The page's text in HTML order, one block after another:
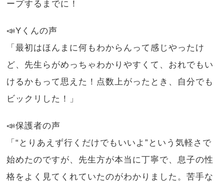
ープするまでに！
📣Yくんの声
「最初はほんまに何もわからんって感じやったけ
ど、先生らがめっちゃわかりやすくて、おれでもい
けるかもって思えた！点数上がったとき、自分でも
ビックリした！」
📣保護者の声
「“とりあえず行くだけでもいいよ”という気軽さで
始めたのですが、先生方が本当に丁寧で、息子の性
格をよく見てくれていたのがわかりました。苦手な